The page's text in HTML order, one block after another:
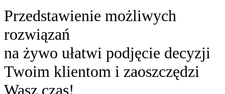
Przedstawienie możliwych
rozwiązań
na żywo ułatwi podjęcie decyzji
Twoim klientom i zaoszczędzi
Wasz czas!